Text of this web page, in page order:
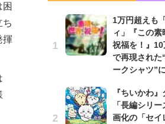
ち
揮
1万円超えも
ィ」『この
祝福を！』
で再現された
ークシャツ”
『ちいかわ
「長編シリ
画化の「セイ